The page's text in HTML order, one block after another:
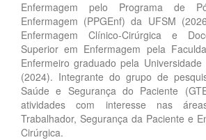
Enfermagem pelo Programa de
Enfermagem (PPGEnf) da UFSM
Enfermagem Clínico-Cirúrgica e
Superior em Enfermagem pela
Enfermeiro graduado pela
(2024). Integrante do grupo de
Saúde e Segurança do Paciente
atividades com interesse nas
Trabalhador, Segurança da Paciente e
Cirúrgica.